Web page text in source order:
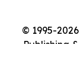
© 1995-
Publishing